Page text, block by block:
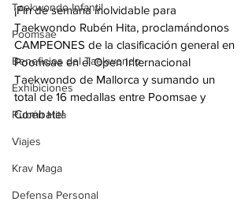
Taekwondo Infantil
Poomsae
Beneficios del Taekwondo
Exhibiciones
Rubén Hita
Viajes
Krav Maga
Defensa Personal
¡Fin de semana inolvidable para
Taekwondo Rubén Hita, proclamándonos
CAMPEONES de la clasificación general en
Poomsae en el Open Internacional
Taekwondo de Mallorca y sumando un
total de 16 medallas entre Poomsae y
Combate!